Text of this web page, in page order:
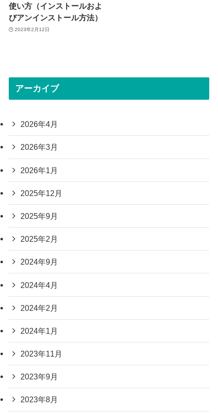
使い方（インストールおよ
びアンインストール方法）
2023年2月12日
アーカイブ
2026年4月
2026年3月
2026年1月
2025年12月
2025年9月
2025年2月
2024年9月
2024年4月
2024年2月
2024年1月
2023年11月
2023年9月
2023年8月